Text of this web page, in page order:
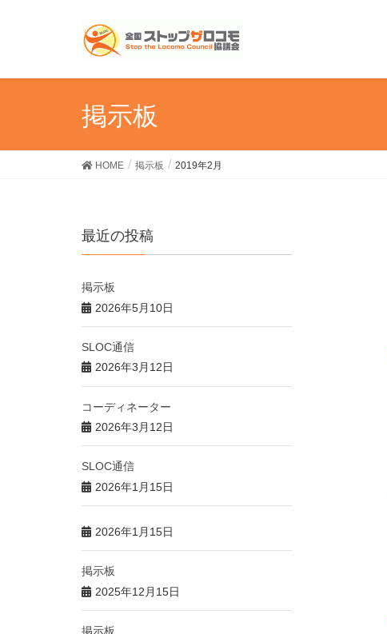
掲示板
HOME 掲示板 2019年2月
最近の投稿
掲示板
2026年5月10日
SLOC通信
2026年3月12日
コーディネーター
2026年3月12日
SLOC通信
2026年1月15日
2026年1月15日
掲示板
2025年12月15日
掲示板